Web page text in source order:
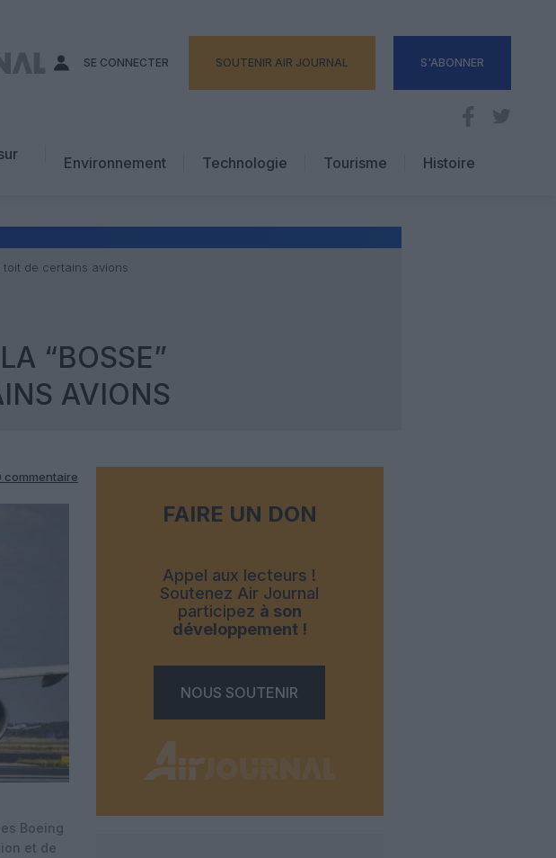
SE CONNECTER SOUTENIR AIR JOURNAL S'ABONNER
Environnement Technologie
Tourisme
Hôtellerie
Histoire
toit de certains avions
“BOSSE”
AVIONS
commentaire
Boeing
et de
FAIRE UN DON
Appel aux lecteurs !
Soutenez Air Journal
participez à son
développement !
NOUS SOUTENIR